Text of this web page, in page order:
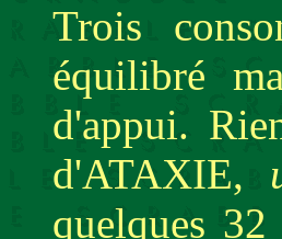
Trois
équilibré
d'appui.
d'ATAXIE,
quelques